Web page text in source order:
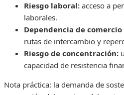
Riesgo laboral: acceso a
laborales.
Dependencia de
rutas de intercambio y
Riesgo de concentración:
capacidad de resistencia
Nota práctica: la demanda de